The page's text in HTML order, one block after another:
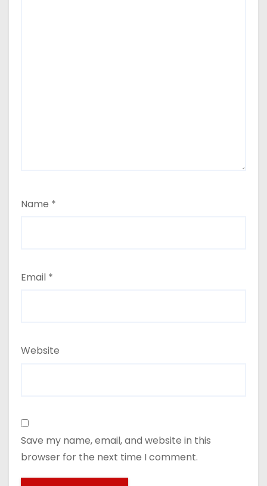
Name *
Email *
Website
Save my name, email, and website in this
browser for the next time I comment.